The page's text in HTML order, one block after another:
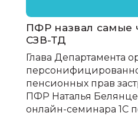
ПФР назвал самые
СЗВ-ТД
Глава Департамента
пенсионных прав
ПФР Наталья
онлайн-семинара 1С